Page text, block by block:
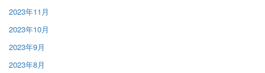
2023年11月
2023年10月
2023年9月
2023年8月